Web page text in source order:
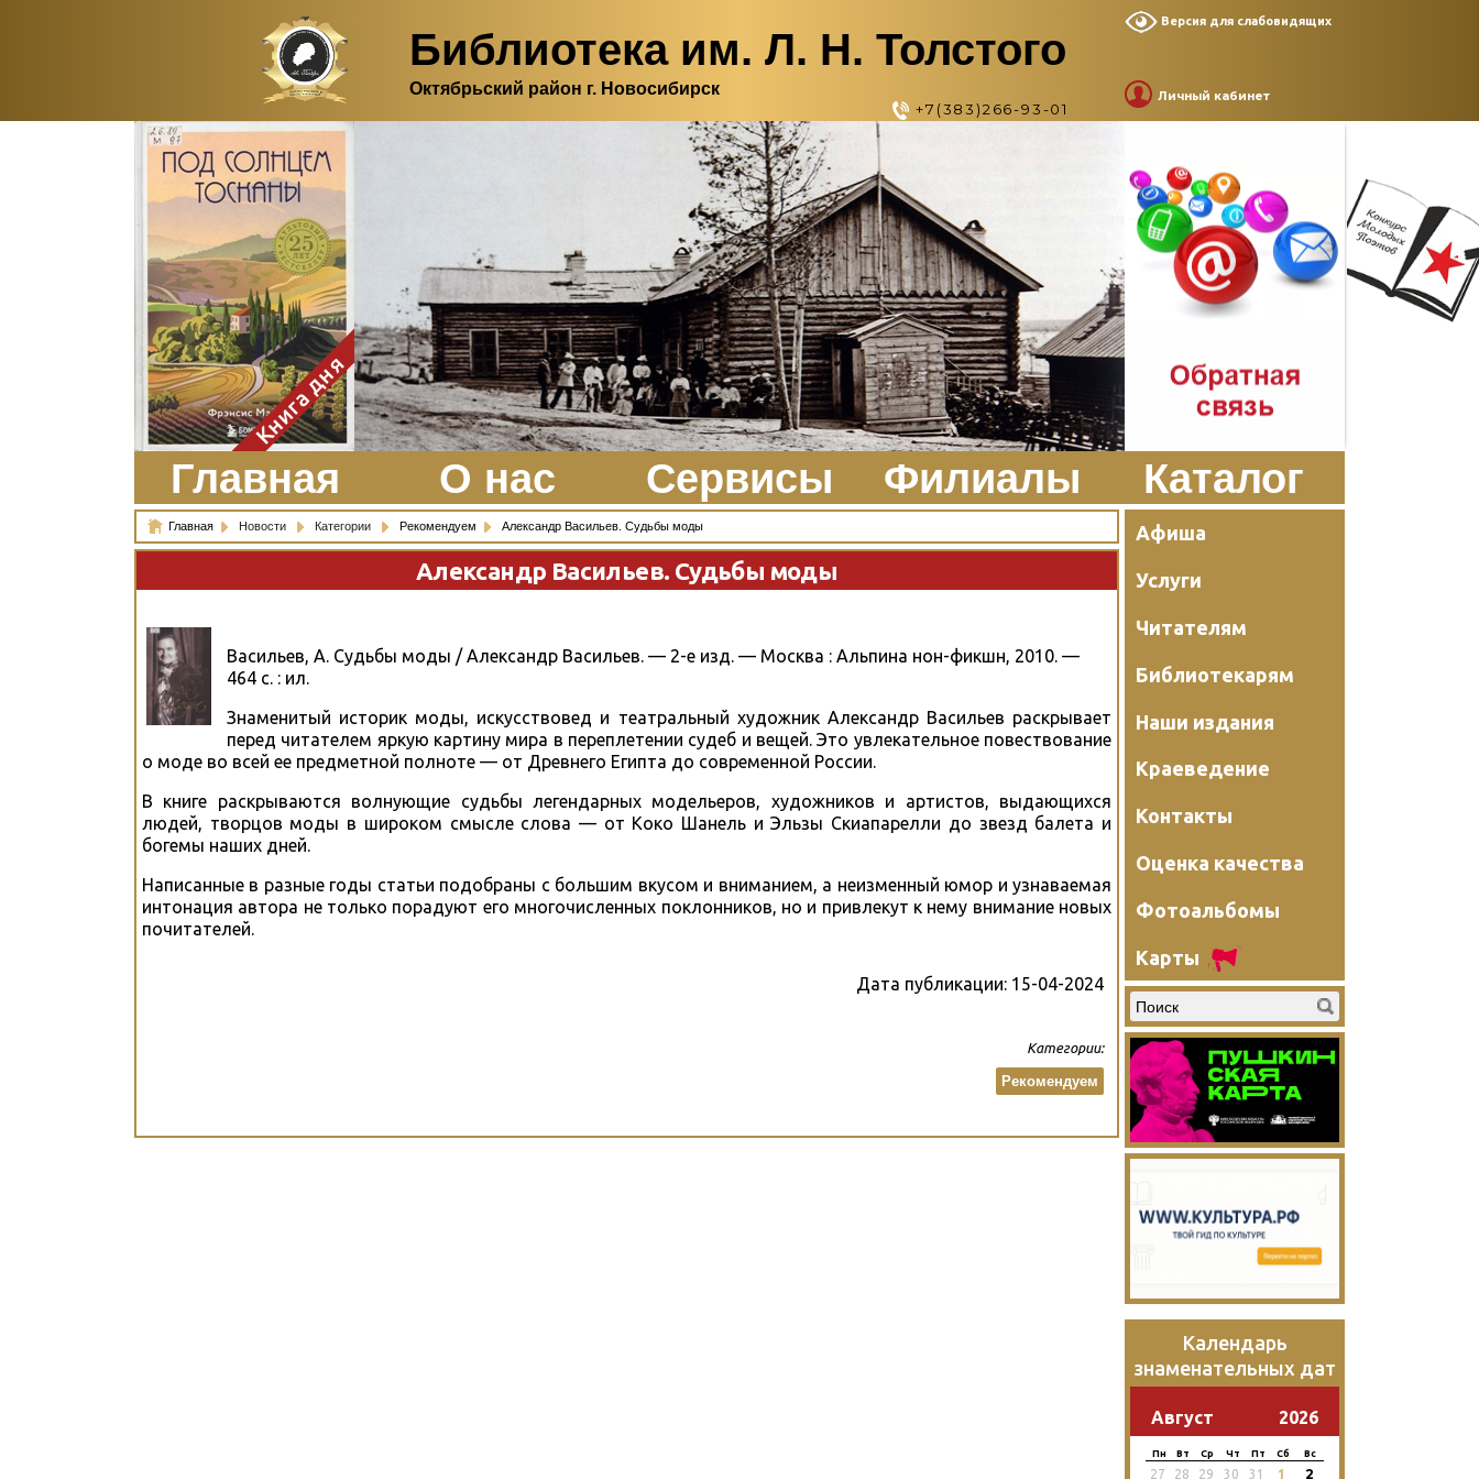
Библиотека им. Л. Н. Толстого
Октябрьский район г. Новосибирск
+7(383)266-93-01
Версия для слабовидящих
Личный кабинет
Здесь, в своем
итальянском доме, я вновь
испытала первичную
радость единения с
природой. Дом открыт
для бабочек, стрекоз, пчёл
или всех, кто пожелает
влететь в одно окно и
вылететь из другого. Едим
мы почти всегда во
дворе. Во мне настолько
возродился здравый
смысл моей матери -
умение наслаждаться
настоящим и не спешить, -
что даже нашлось время
отполировать до блеска
оконное стекло.
ЗаказатьКнига дня
Главная О нас Сервисы Филиалы Каталог
Главная Новости Категории Рекомендуем Александр Васильев. Судьбы моды
Александр Васильев. Судьбы моды
Васильев, А. Судьбы моды / Александр Васильев. — 2-е изд. — Москва : Альпина нон-фикшн, 2010. —
464 с. : ил.
Знаменитый историк моды, искусствовед и театральный художник Александр Васильев раскрывает
перед читателем яркую картину мира в переплетении судеб и вещей. Это увлекательное повествование
о моде во всей ее предметной полноте — от Древнего Египта до современной России.
В книге раскрываются волнующие судьбы легендарных модельеров, художников и артистов, выдающихся
людей, творцов моды в широком смысле слова — от Коко Шанель и Эльзы Скиапарелли до звезд балета и
богемы наших дней.
Написанные в разные годы статьи подобраны с большим вкусом и вниманием, а неизменный юмор и узнаваемая
интонация автора не только порадуют его многочисленных поклонников, но и привлекут к нему внимание новых
почитателей.
Дата публикации: 15-04-2024
Категории:
Рекомендуем
Афиша
Услуги
Читателям
Библиотекарям
Наши издания
Краеведение
Контакты
Оценка качества
Фотоальбомы
Карты
Календарь
знаменательных дат
Август 2026
Пн Вт Ср Чт Пт Сб Вс
27 28 29 30 31 1 2